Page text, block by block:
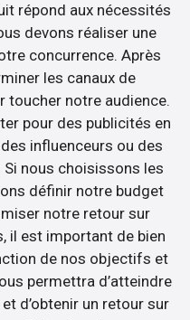
répond aux nécessités
devons réaliser une
concurrence. Après
les canaux de
toucher notre audience.
pour des publicités en
influenceurs ou des
nous choisissons les
définir notre budget
notre retour sur
il est important de bien
de nos objectifs et
permettra d’atteindre
d’obtenir un retour sur